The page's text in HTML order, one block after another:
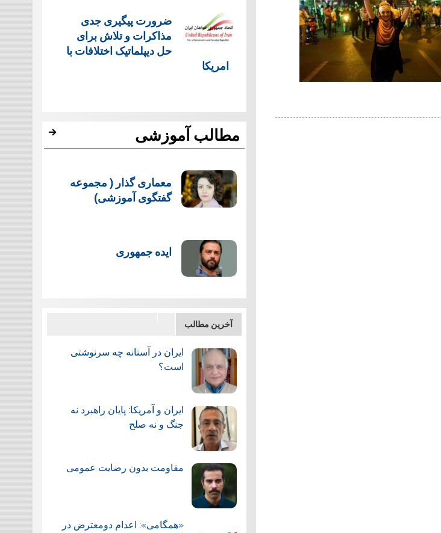
ضرورت پیگیری جدی
مذاکرات و تلاش برای
حل دیپلماتیک اختلافات با
امریکا
مطالب آموزشی
معماری گذار ( مجموعه
گفتگوی آموزشی)
ایده جمهوری
آخرین مطالب
ایران در آستانه چه سرنوشتی
است؟
ایران و آمریکا: پایان راهبرد نه
جنگ و نه صلح
مقاومت بدون رضایت عمومی
«همگامی»: اعدام دومعترض در